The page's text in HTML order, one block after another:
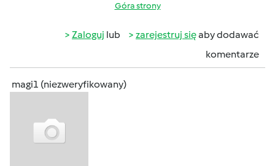
Góra strony
Zaloguj lub zarejestruj sięaby dodawać
komentarze
magi1 (niezweryfikowany)